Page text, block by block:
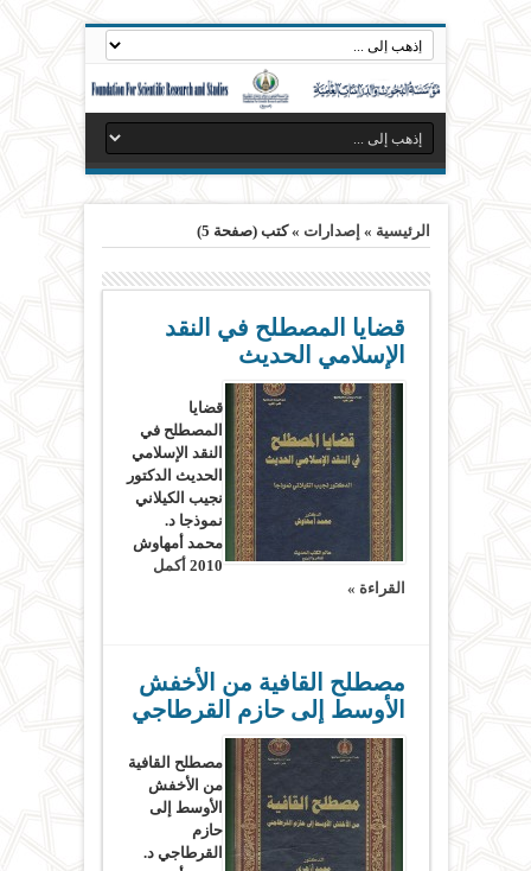
الرئيسية » إصدارات »كتب (صفحة 5)
قضايا المصطلح في النقد
الإسلامي الحديث
قضايا
المصطلح في
النقد الإسلامي
الحديث الدكتور
نجيب الكيلاني
نموذجا د.
محمد أمهاوش
2010 أكمل
القراءة »
مصطلح القافية من الأخفش
الأوسط إلى حازم القرطاجي
مصطلح القافية
من الأخفش
الأوسط إلى
حازم
القرطاجي د.